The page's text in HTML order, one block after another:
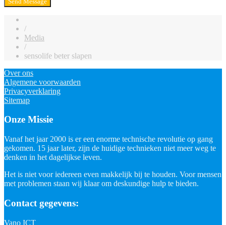
/
Media
/
sensolife beter slapen
Over ons
Algemene voorwaarden
Privacyverklaring
Sitemap
Onze Missie
Vanaf het jaar 2000 is er een enorme technische revolutie op gang
gekomen. 15 jaar later, zijn de huidige technieken niet meer weg te
denken in het dagelijkse leven.
Het is niet voor iedereen even makkelijk bij te houden. Voor mensen
met problemen staan wij klaar om deskundige hulp te bieden.
Contact gegevens:
Vano ICT